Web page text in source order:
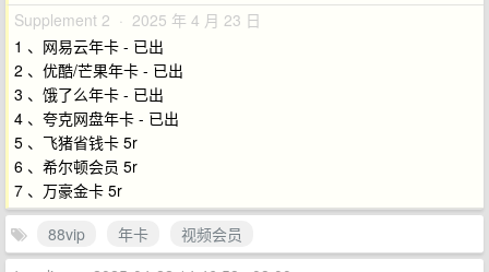
Supplement 2 · 2025 年 4 月 23 日
1 、网易云年卡 - 已出
2 、优酷/芒果年卡 - 已出
3 、饿了么年卡 - 已出
4 、夸克网盘年卡 - 已出
5 、飞猪省钱卡 5r
6 、希尔顿会员 5r
7 、万豪金卡 5r
88vip
年卡
视频会员